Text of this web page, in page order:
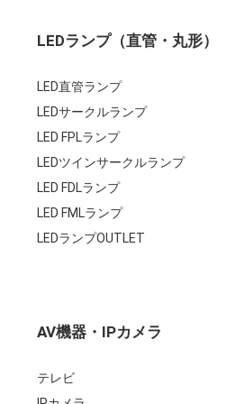
LEDランプ（直管・丸形）
LED直管ランプ
LEDサークルランプ
LED FPLランプ
LEDツインサークルランプ
LED FDLランプ
LED FMLランプ
LEDランプOUTLET
AV機器・IPカメラ
テレビ